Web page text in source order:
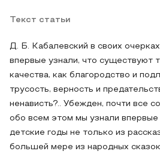
Текст статьи
Д. Б. Кабалевский в своих
впервые узнали, что существуют
качества, как благородство и
трусость, верность и
ненависть?.. Убежден, почти все
обо всем этом мы узнали впервые
детские годы не только из
большей мере из народных